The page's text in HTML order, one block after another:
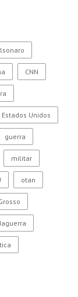
CNN
Estados Unidos
guerra
militar
otan